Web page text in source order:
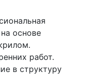
основе
работ.
в структуру